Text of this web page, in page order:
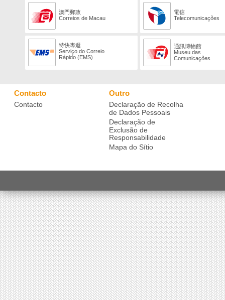
澳門郵政
Correios de Macau
電信
Telecomunicações
特快專遞
Serviço do Correio
Rápido (EMS)
通訊博物館
Museu das
Comunicações
Contacto
Contacto
Outro
Declaração de Recolha
de Dados Pessoais
Declaração de
Exclusão de
Responsabilidade
Mapa do Sítio